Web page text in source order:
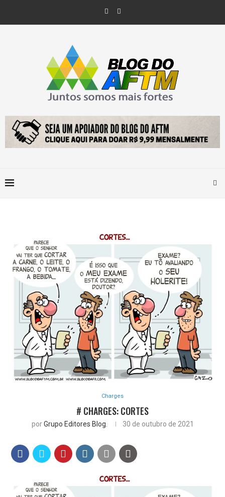
Charges
# CHARGES: CORTES
porGrupo Editores Blog. 30 de outubro de 2021